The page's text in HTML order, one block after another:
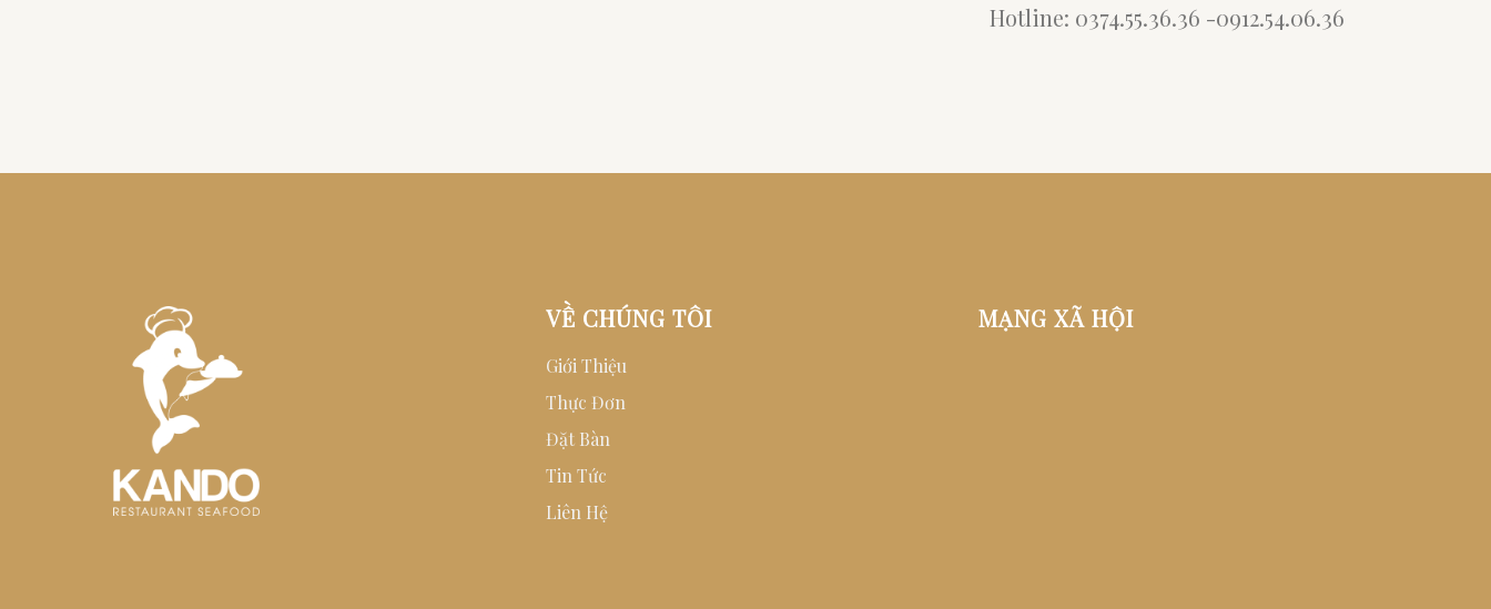
Hotline: 0374.55.36.36 -0912.54.06.36
VỀ CHÚNG TÔI
Giới Thiệu
Thực Đơn
Đặt Bàn
Tin Tức
Liên Hệ
MẠNG XÃ HỘI